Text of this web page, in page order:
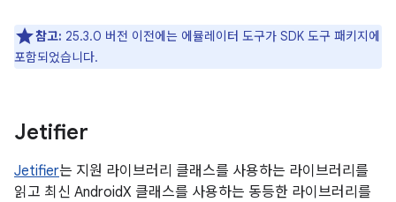
참고: 25.3.0 버전 이전에는 에뮬레이터 도구가 SDK 도구 패키지에
포함되었습니다.
Jetifier
Jetifier는 지원 라이브러리 클래스를 사용하는 라이브러리를
읽고 최신 AndroidX 클래스를 사용하는 동등한 라이브러리를